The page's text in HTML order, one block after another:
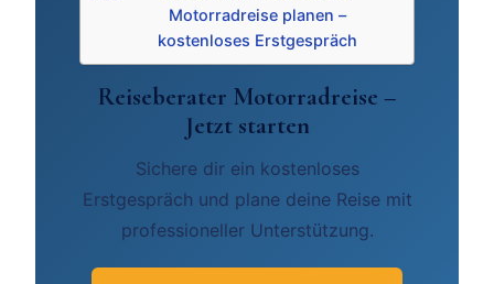
Motorradreise planen –
kostenloses Erstgespräch
Reiseberater Motorradreise –
Jetzt starten
Sichere dir ein kostenloses
Erstgespräch und plane deine Reise mit
professioneller Unterstützung.